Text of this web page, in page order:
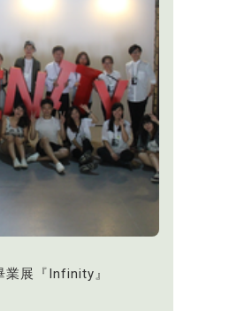
業展『Infinity』